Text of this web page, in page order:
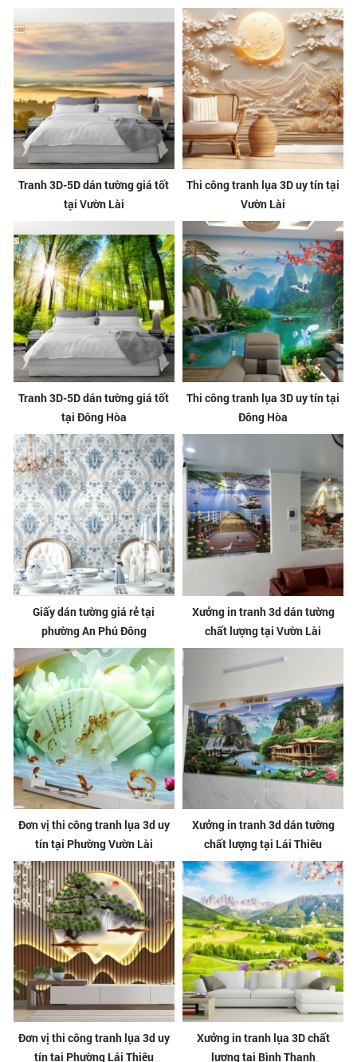
Tranh 3D-5D dán tường giá tốt
tại Vườn Lài
Thi công tranh lụa 3D uy tín tại
Vườn Lài
Tranh 3D-5D dán tường giá tốt
tại Đông Hòa
Thi công tranh lụa 3D uy tín tại
Đông Hòa
Giấy dán tường giá rẻ tại
phường An Phú Đông
Xưởng in tranh 3d dán tường
chất lượng tại Vườn Lài
Đơn vị thi công tranh lụa 3d uy
tín tại Phường Vườn Lài
Xưởng in tranh 3d dán tường
chất lượng tại Lái Thiêu
Đơn vị thi công tranh lụa 3d uy
tín tại Phường Lái Thiêu
Xưởng in tranh lụa 3D chất
lượng tại Bình Thạnh